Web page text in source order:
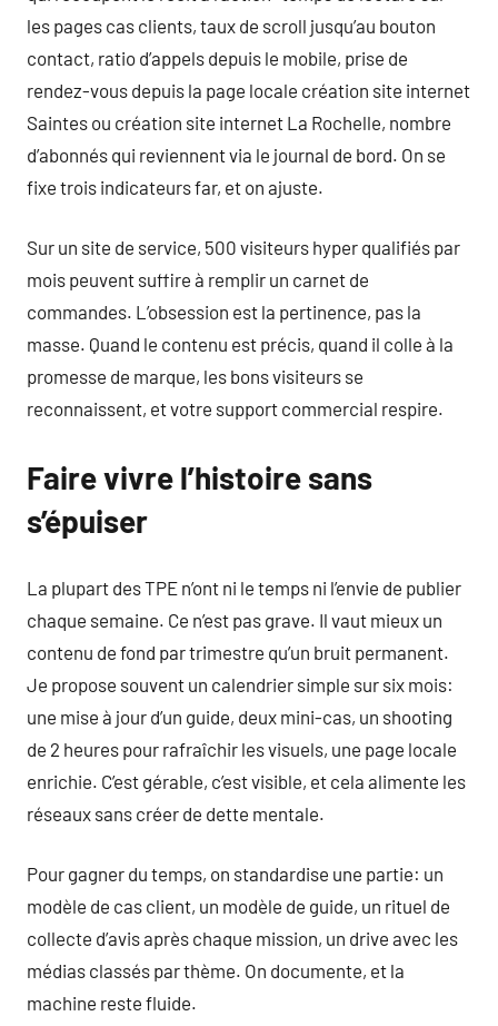
les pages cas clients, taux de scroll jusqu’au bouton
contact, ratio d’appels depuis le mobile, prise de
rendez-vous depuis la page locale création site internet
Saintes ou création site internet La Rochelle, nombre
d’abonnés qui reviennent via le journal de bord. On se
fixe trois indicateurs far, et on ajuste.
Sur un site de service, 500 visiteurs hyper qualifiés par
mois peuvent suffire à remplir un carnet de
commandes. L’obsession est la pertinence, pas la
masse. Quand le contenu est précis, quand il colle à la
promesse de marque, les bons visiteurs se
reconnaissent, et votre support commercial respire.
Faire vivre l’histoire sans
s’épuiser
La plupart des TPE n’ont ni le temps ni l’envie de publier
chaque semaine. Ce n’est pas grave. Il vaut mieux un
contenu de fond par trimestre qu’un bruit permanent.
Je propose souvent un calendrier simple sur six mois:
une mise à jour d’un guide, deux mini-cas, un shooting
de 2 heures pour rafraîchir les visuels, une page locale
enrichie. C’est gérable, c’est visible, et cela alimente les
réseaux sans créer de dette mentale.
Pour gagner du temps, on standardise une partie: un
modèle de cas client, un modèle de guide, un rituel de
collecte d’avis après chaque mission, un drive avec les
médias classés par thème. On documente, et la
machine reste fluide.